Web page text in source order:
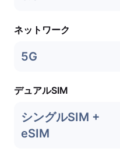
ネットワーク
5G
デュアルSIM
シングルSIM +
eSIM